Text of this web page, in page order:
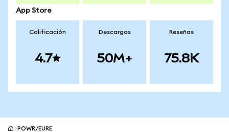
App Store
Calificación
4.7
Descargas
50M+
Reseñas
75.8K
POWR/EURE